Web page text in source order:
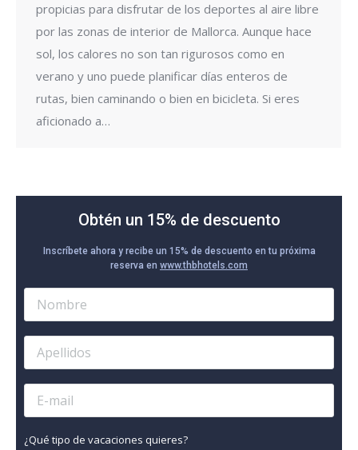
propicias para disfrutar de los deportes al aire libre
por las zonas de interior de Mallorca. Aunque hace
sol, los calores no son tan rigurosos como en
verano y uno puede planificar días enteros de
rutas, bien caminando o bien en bicicleta. Si eres
aficionado a…
Obtén un 15% de descuento
Inscríbete ahora y recibe un 15% de descuento en tu próxima
reserva en www.thbhotels.com
¿Qué tipo de vacaciones quieres?